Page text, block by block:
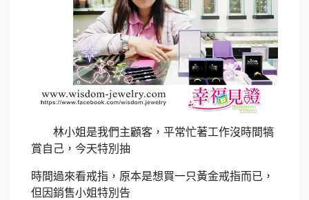
林小姐是我們主顧客，平常忙著工作沒時間犒
賞自己，今天特別抽
時間過來看戒指，原本是想買一只黃金戒指而已，
但因銷售小姐特別告